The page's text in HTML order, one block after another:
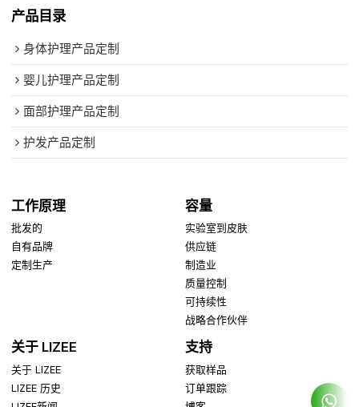
产品目录
身体护理产品定制
婴儿护理产品定制
面部护理产品定制
护发产品定制
工作原理
批发的
自有品牌
定制生产
容量
实验室到皮肤
供应链
制造业
质量控制
可持续性
战略合作伙伴
关于 LIZEE
关于 LIZEE
LIZEE 历史
支持
获取样品
订单跟踪